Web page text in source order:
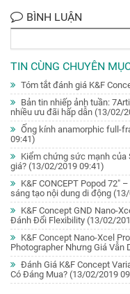
BÌNH LUẬN
TIN CÙNG CHUYÊN
Tóm tắt đánh giá K&F
Bản tin nhiếp ảnh tuần:
nhiều ưu đãi hấp dẫn (13/02/
Ống kính anamorphic full-
09:41)
Kiểm chứng sức mạnh của
giá? (13/02/2019 09:41)
K&F CONCEPT Popod 72"
sáng tạo nội dung di động
K&F Concept GND Nano-
Đánh Đổi Flexibility (13/02/
K&F Concept Nano-Xcel
Photographer Nhưng Giá Vẫn
Đánh Giá K&F Concept
Có Đáng Mua? (13/02/2019